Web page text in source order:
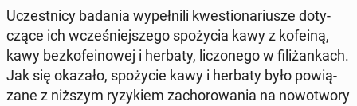
Uczest­ni­cy badania wy­peł­ni­li kwe­stio­na­riu­sze do­ty­
czą­ce ich wcze­śniej­sze­go spo­ży­cia kawy z kofeiną,
kawy bez­ko­fe­ino­wej i herbaty, li­czo­ne­go w fi­li­żan­kach.
Jak się okazało, spo­ży­cie kawy i herbaty było po­wią­
za­ne z niższym ry­zy­kiem za­cho­ro­wa­nia na no­wo­two­ry